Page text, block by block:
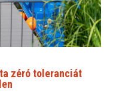
zéró toleranciát